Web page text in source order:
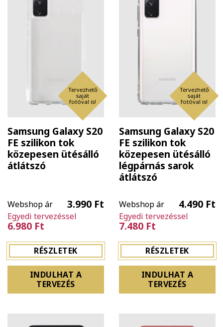
Tervezhető
saját
fotóval is!
Samsung Galaxy S20
FE szilikon tok
közepesen ütésálló
átlátszó
Webshop ár 3.990 Ft
Egyedi tervezéssel
6.980 Ft
RÉSZLETEK
INDULHAT A
TERVEZÉS
Tervezhető
saját
fotóval is!
Samsung Galaxy S20
FE szilikon tok
közepesen ütésálló
légpárnás sarok
átlátszó
Webshop ár 4.490 Ft
Egyedi tervezéssel
7.480 Ft
RÉSZLETEK
INDULHAT A
TERVEZÉS